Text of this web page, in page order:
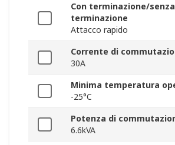
Con terminazione/senza
terminazione
Attacco rapido
Corrente di
30A
Minima temperatura
-25°C
Potenza di
6.6kVA